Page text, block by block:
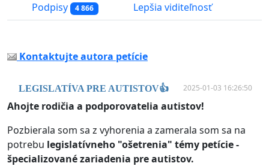
Podpisy 4 866 Lepšia viditeľnosť
Kontaktujte autora petície
LEGISLATÍVA PRE AUTISTOV👍 2025-01-03 16:26:50
Ahojte rodičia a podporovatelia autistov!
Pozbierala som sa z vyhorenia a zamerala som sa na
potrebu legislatívneho "ošetrenia" témy petície -
špecializované zariadenia pre autistov.